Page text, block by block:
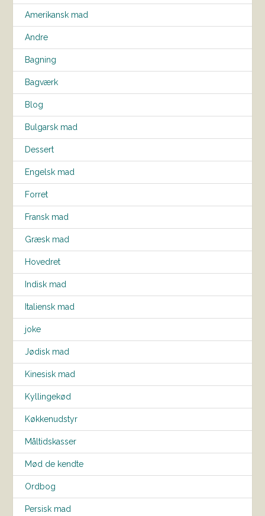
Amerikansk mad
Andre
Bagning
Bagværk
Blog
Bulgarsk mad
Dessert
Engelsk mad
Forret
Fransk mad
Græsk mad
Hovedret
Indisk mad
Italiensk mad
joke
Jødisk mad
Kinesisk mad
Kyllingekød
Køkkenudstyr
Måltidskasser
Mød de kendte
Ordbog
Persisk mad